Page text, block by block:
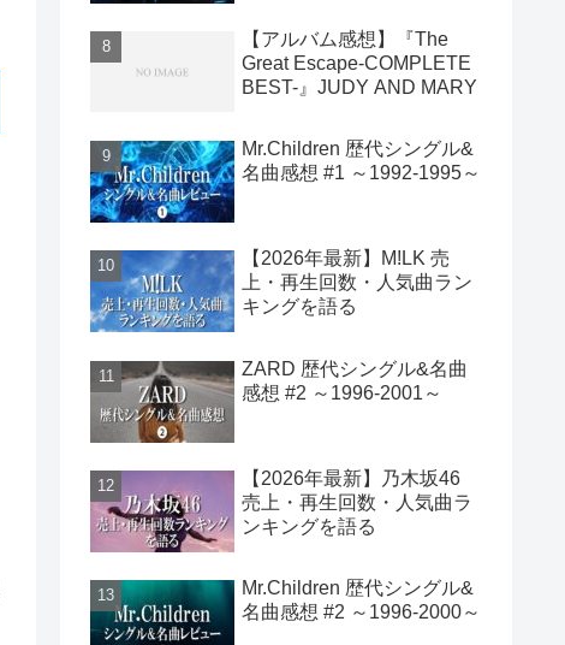
【アルバム感想】『The
Great Escape-COMPLETE
BEST-』JUDY AND MARY
Mr.Children 歴代シングル&
名曲感想 #1 ～1992-1995～
【2026年最新】M!LK 売
上・再生回数・人気曲ラン
キングを語る
ZARD 歴代シングル&名曲
感想 #2 ～1996-2001～
【2026年最新】乃木坂46
売上・再生回数・人気曲ラ
ンキングを語る
Mr.Children 歴代シングル&
名曲感想 #2 ～1996-2000～